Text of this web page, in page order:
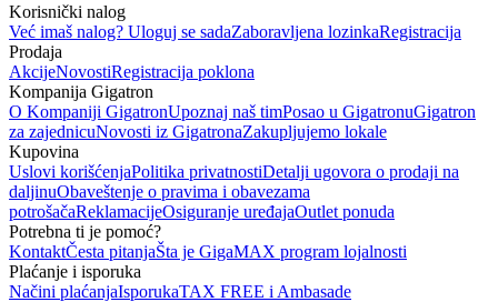
Korisnički nalog
Već imaš nalog? Uloguj se sadaZaboravljena lozinkaRegistracija
Prodaja
AkcijeNovostiRegistracija poklona
Kompanija Gigatron
O Kompaniji GigatronUpoznaj naš timPosao u GigatronuGigatron
za zajednicuNovosti iz GigatronaZakupljujemo lokale
Kupovina
Uslovi korišćenjaPolitika privatnostiDetalji ugovora o prodaji na
daljinuObaveštenje o pravima i obavezama
potrošačaReklamacijeOsiguranje uređajaOutlet ponuda
Potrebna ti je pomoć?
KontaktČesta pitanjaŠta je GigaMAX program lojalnosti
Plaćanje i isporuka
Načini plaćanjaIsporukaTAX FREE i Ambasade